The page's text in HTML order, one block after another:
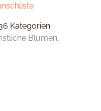
Kategorien:
Blumen,